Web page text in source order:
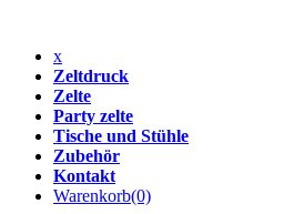
x
Zeltdruck
Zelte
Party zelte
Tische und Stühle
Zubehör
Kontakt
Warenkorb(0)